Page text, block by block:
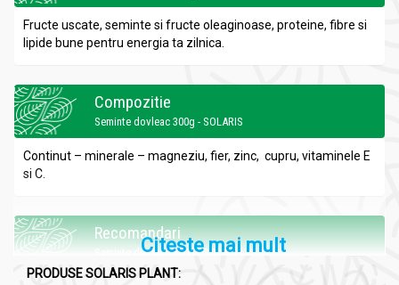
Fructe uscate, seminte si fructe oleaginoase, proteine, fibre si
lipide bune pentru energia ta zilnica.
Compozitie
Seminte dovleac 300g - SOLARIS
Continut – minerale – magneziu, fier, zinc, cupru, vitaminele E
si C.
Recomandari
Seminte dovleac 300g - SOLARIS
Citeste mai mult
PRODUSE SOLARIS PLANT: